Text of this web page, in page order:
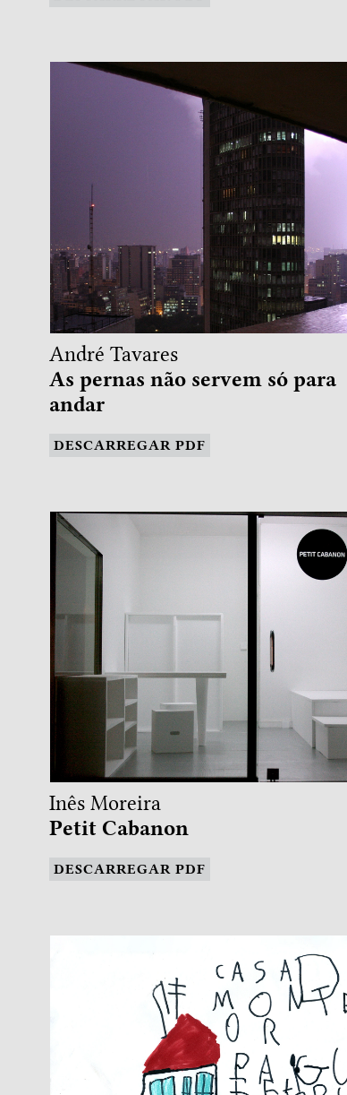
André Tavares
As pernas não servem só para
andar
DESCARREGAR PDF
Inês Moreira
Petit Cabanon
DESCARREGAR PDF